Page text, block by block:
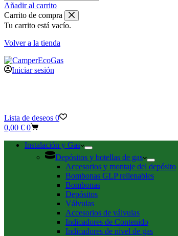
boquilla
de
suministro
VM04
tipo
NGV1
"T
Body"
Añadir al carrito
Carrito de compra
Tu carrito está vacío.
Volver a la tienda
Iniciar sesión
Lista de deseos 0
Carro
compra
0,00 € 0
Instalación y Gas
Depósitos y botellas de gas
Accesorios y montaje del depósito
Bombonas GLP rellenables
Bombonas
Depósitos
Válvulas
Accesorios de válvulas
Indicadores de Contenido
Indicadores de nivel de gas